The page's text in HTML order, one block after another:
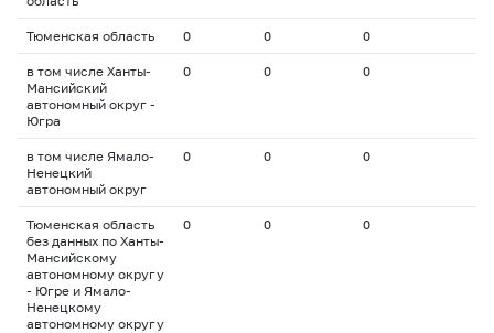
Тюменская область 0 0 0
в том числе Ханты-
Мансийский
автономный округ -
Югра
0 0 0
в том числе Ямало-
Ненецкий
автономный округ
0 0 0
Тюменская область
без данных по Ханты-
Мансийскому
автономному округу
- Югре и Ямало-
Ненецкому
автономному округу
0 0 0